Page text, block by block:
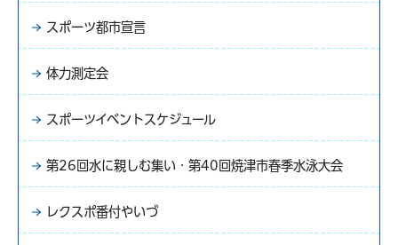
スポーツ都市宣言
体力測定会
スポーツイベントスケジュール
第26回水に親しむ集い・第40回焼津市春季水泳大会
レクスポ番付やいづ